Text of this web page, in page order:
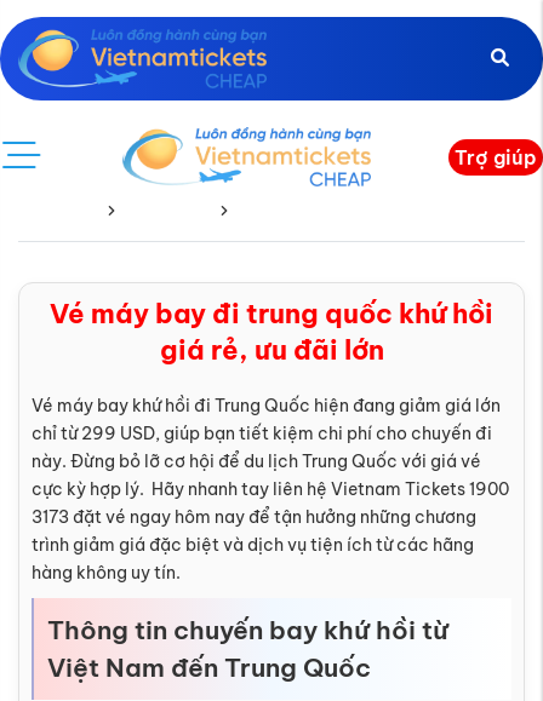
Trợ giúp
Vé máy bay đi trung quốc khứ hồi
giá rẻ, ưu đãi lớn
Vé máy bay khứ hồi đi Trung Quốc hiện đang giảm giá lớn
chỉ từ 299 USD, giúp bạn tiết kiệm chi phí cho chuyến đi
này. Đừng bỏ lỡ cơ hội để du lịch Trung Quốc với giá vé
cực kỳ hợp lý. Hãy nhanh tay liên hệ Vietnam Tickets 1900
3173 đặt vé ngay hôm nay để tận hưởng những chương
trình giảm giá đặc biệt và dịch vụ tiện ích từ các hãng
hàng không uy tín.
Thông tin chuyến bay khứ hồi từ
Việt Nam đến Trung Quốc